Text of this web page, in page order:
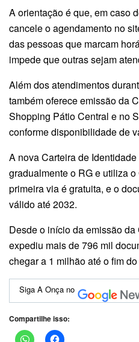
A orientação é que, em caso
cancele o agendamento no
das pessoas que marcam
impede que outras sejam
Além dos atendimentos
também oferece emissão da
Shopping Pátio Central e no
conforme disponibilidade de
A nova Carteira de
gradualmente o RG e utiliza
primeira via é gratuita, e o
válido até 2032.
Desde o início da emissão
expediu mais de 796 mil
chegar a 1 milhão até o fim
Siga A Onça no
Compartilhe isso: